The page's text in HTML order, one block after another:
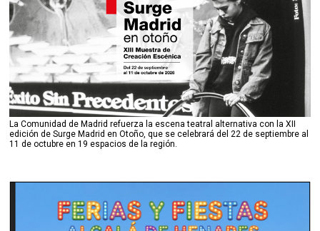
La Comunidad de Madrid refuerza la escena teatral alternativa con la XII
edición de Surge Madrid en Otoño, que se celebrará del 22 de septiembre al
11 de octubre en 19 espacios de la región.